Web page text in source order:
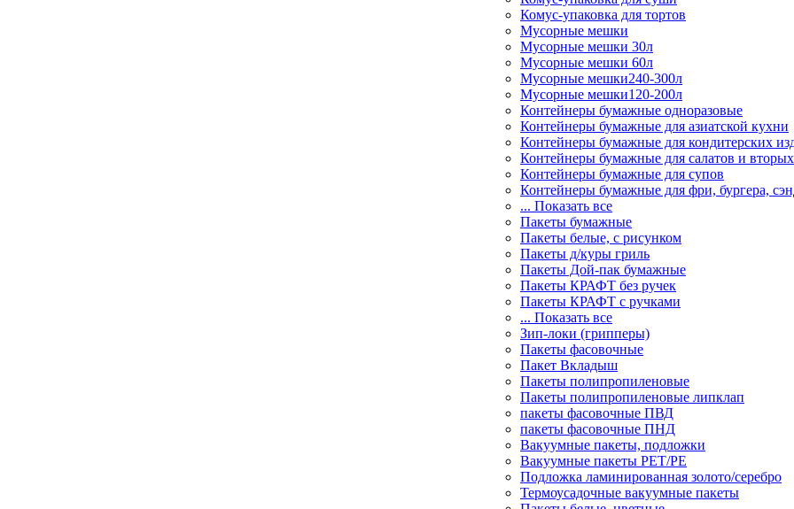
Комус-упаковка для тортов
Мусорные мешки
Мусорные мешки 30л
Мусорные мешки 60л
Мусорные мешки240-300л
Мусорные мешки120-200л
Контейнеры бумажные одноразовые
Контейнеры бумажные для азиатской кухни
Контейнеры бумажные для кондитерских
Контейнеры бумажные для салатов и
Контейнеры бумажные для супов
Контейнеры бумажные для фри, бургера,
... Показать все
Пакеты бумажные
Пакеты белые, с рисунком
Пакеты д/куры гриль
Пакеты Дой-пак бумажные
Пакеты КРАФТ без ручек
Пакеты КРАФТ с ручками
... Показать все
Зип-локи (грипперы)
Пакеты фасовочные
Пакет Вкладыш
Пакеты полипропиленовые
Пакеты полипропиленовые липклап
пакеты фасовочные ПВД
пакеты фасовочные ПНД
Вакуумные пакеты, подложки
Вакуумные пакеты РЕТ/РЕ
Подложка ламинированная золото/серебро
Термоусадочные вакуумные пакеты